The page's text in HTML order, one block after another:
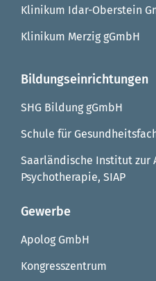
Klinikum Idar-Oberstein
Klinikum Merzig gGmbH
Bildungseinrichtungen
SHG Bildung gGmbH
Schule für
Saarländische Institut zur
Psychotherapie, SIAP
Gewerbe
Apolog GmbH
Kongresszentrum